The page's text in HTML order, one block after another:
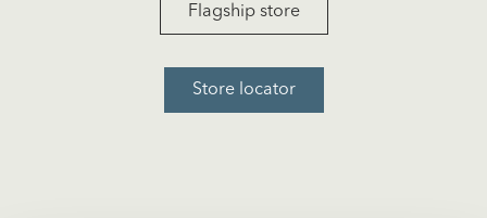
Flagship store
Store locator